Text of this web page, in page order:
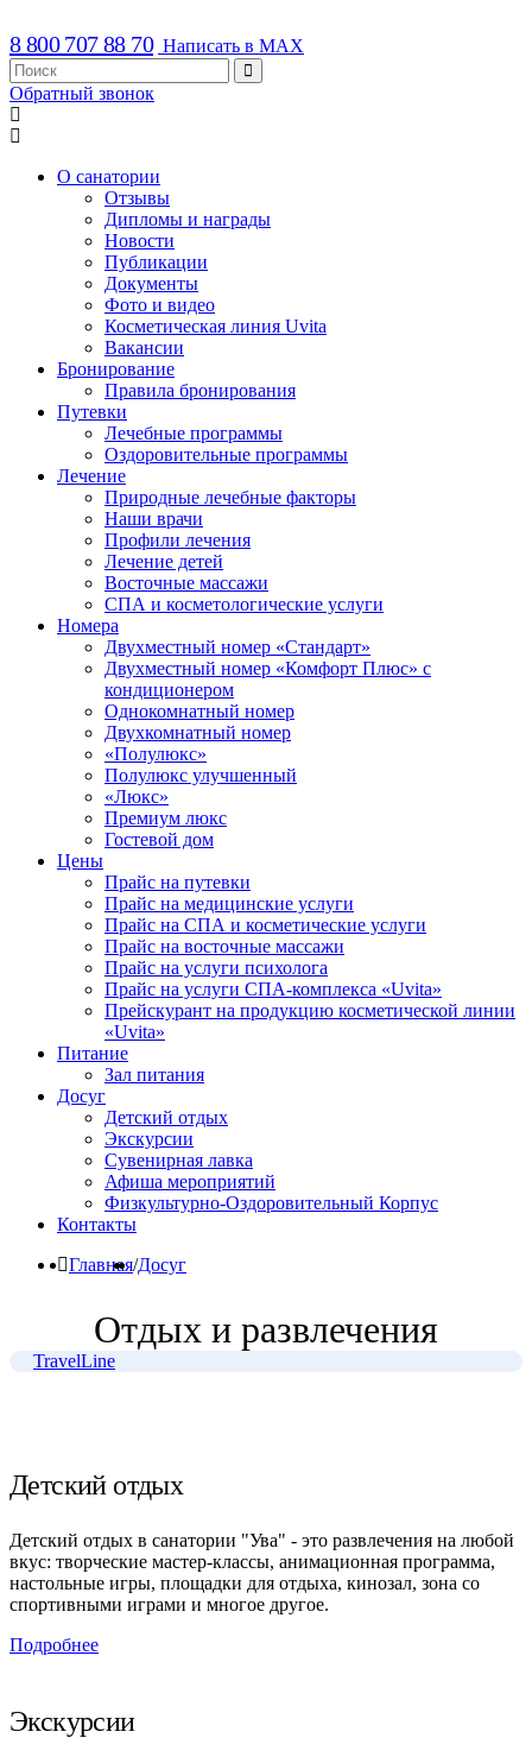
8 800 707 88 70 Написать в MAX
Обратный звонок
О санатории
Отзывы
Дипломы и награды
Новости
Публикации
Документы
Фото и видео
Косметическая линия Uvita
Вакансии
Бронирование
Правила бронирования
Путевки
Лечебные программы
Оздоровительные программы
Лечение
Природные лечебные факторы
Наши врачи
Профили лечения
Лечение детей
Восточные массажи
СПА и косметологические услуги
Номера
Двухместный номер «Стандарт»
Двухместный номер «Комфорт Плюс» с
кондиционером
Однокомнатный номер
Двухкомнатный номер
«Полулюкс»
Полулюкс улучшенный
«Люкс»
Премиум люкс
Гостевой дом
Цены
Прайс на путевки
Прайс на медицинские услуги
Прайс на СПА и косметические услуги
Прайс на восточные массажи
Прайс на услуги психолога
Прайс на услуги СПА-комплекса «Uvita»
Прейскурант на продукцию косметической линии
«Uvita»
Питание
Зал питания
Досуг
Детский отдых
Экскурсии
Сувенирная лавка
Афиша мероприятий
Физкультурно-Оздоровительный Корпус
Контакты
Главная/Досуг
Отдых и развлечения
TravelLine
Детский отдых
Детский отдых в санатории "Ува" - это развлечения на любой
вкус: творческие мастер-классы, анимационная программа,
настольные игры, площадки для отдыха, кинозал, зона со
спортивными играми и многое другое.
Подробнее
Экскурсии